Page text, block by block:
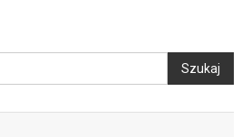
Szukaj